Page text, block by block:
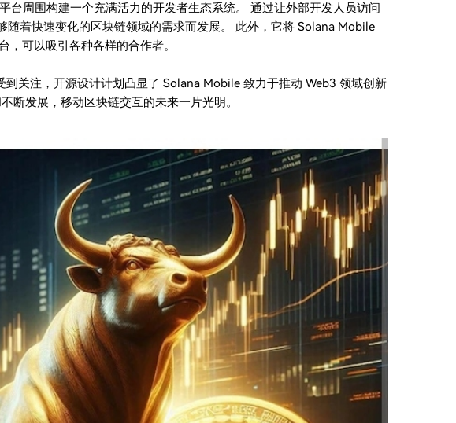
台周围构建一个充满活力的开发者生态系统。 通过让外部开发人员访问
着快速变化的区块链领域的需求而发展。 此外，它将 Solana Mobile
，可以吸引各种各样的合作者。
到关注，开源设计计划凸显了 Solana Mobile 致力于推动 Web3 领域创新
断发展，移动区块链交互的未来一片光明。